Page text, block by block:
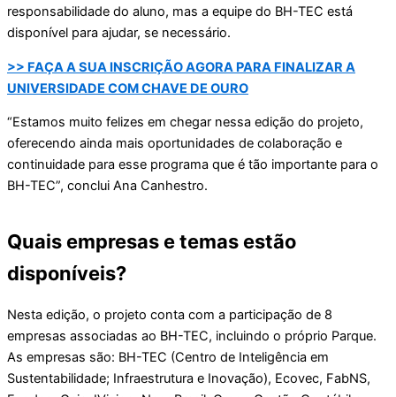
responsabilidade do aluno, mas a equipe do BH-TEC está
disponível para ajudar, se necessário.
>> FAÇA A SUA INSCRIÇÃO AGORA PARA FINALIZAR A
UNIVERSIDADE COM CHAVE DE OURO
“Estamos muito felizes em chegar nessa edição do projeto,
oferecendo ainda mais oportunidades de colaboração e
continuidade para esse programa que é tão importante para o
BH-TEC”, conclui Ana Canhestro.
Quais empresas e temas estão
disponíveis?
Nesta edição, o projeto conta com a participação de 8
empresas associadas ao BH-TEC, incluindo o próprio Parque.
As empresas são: BH-TEC (Centro de Inteligência em
Sustentabilidade; Infraestrutura e Inovação), Ecovec, FabNS,